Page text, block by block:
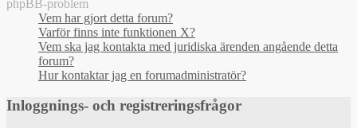
phpBB-problem
Vem har gjort detta forum?
Varför finns inte funktionen X?
Vem ska jag kontakta med juridiska ärenden angående detta
forum?
Hur kontaktar jag en forumadministratör?
Inloggnings- och registreringsfrågor